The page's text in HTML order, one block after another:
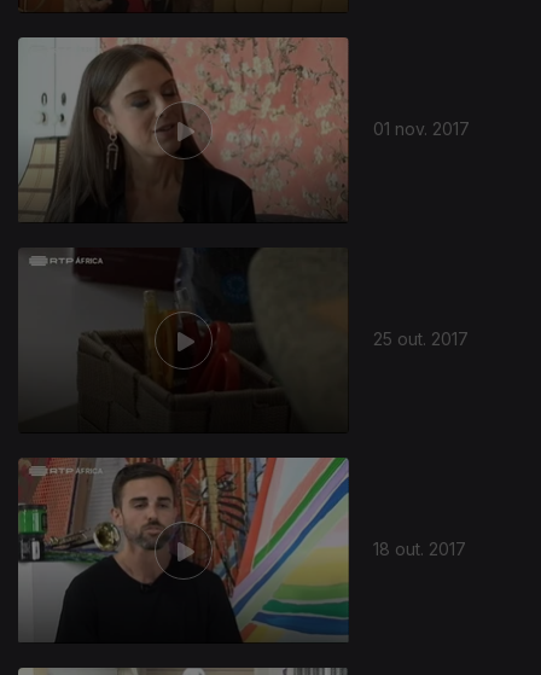
01 nov. 2017
25 out. 2017
18 out. 2017
310248